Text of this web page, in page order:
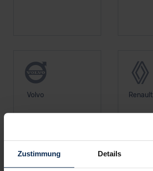
Zustimmung Details
Volvo Renault